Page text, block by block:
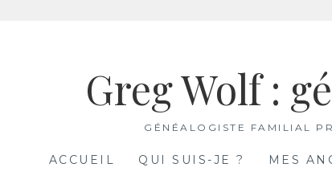
Greg Wolf :
GÉNÉALOGISTE FAMILIAL
ACCUEIL QUI SUIS-JE ? MES